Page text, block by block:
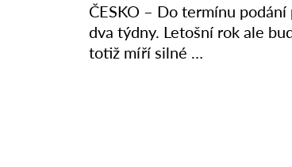
ČESKO – Do termínu
dva týdny. Letošní rok ale
totiž míří silné …